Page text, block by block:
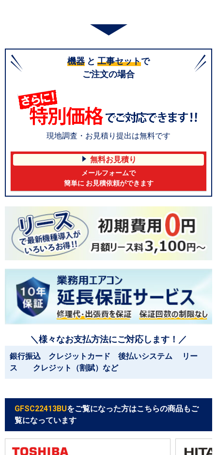
機器 と 工事セットで
ご注文の場合
現地調査・お見積り提出は無料です
無料お見積り
メールフォームで
簡単に お見積依頼ができます
＼様々なお支払方法にご対応します！／
銀行振込 クレジットカード 後払いシステム リー
ス クレジット（割賦）など
GFSC22413BUをご覧になった方はこちらの商品もご
覧になっています